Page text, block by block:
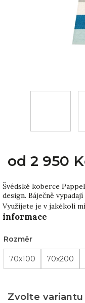
od 2 950
Švédské koberce
design. Báječně
Využijete je v jakékoli
informace
Rozměr
70x100 70x200
Zvolte variantu